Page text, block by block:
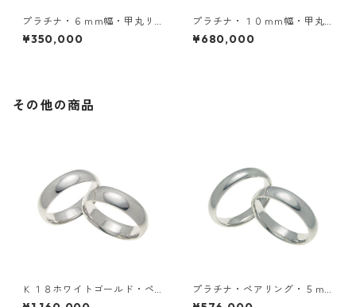
プラチナ・６ｍｍ幅・甲丸リ
ング
¥350,000
プラチナ・１０ｍｍ幅・甲丸
リング
¥680,000
その他の商品
Ｋ１８ホワイトゴールド・ペ
アリング・６ｍｍ幅・甲丸リ
プラチナ・ペアリング・５ｍ
ｍ幅・甲丸リング